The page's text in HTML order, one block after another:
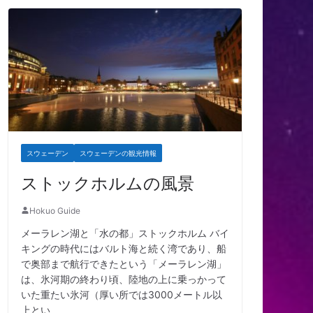
スウェーデン スウェーデンの観光情報
ストックホルムの風景
Hokuo Guide
メーラレン湖と「水の都」ストックホルム バイ
キングの時代にはバルト海と続く湾であり、船
で奥部まで航行できたという「メーラレン湖」
は、氷河期の終わり頃、陸地の上に乗っかって
いた重たい氷河（厚い所では3000メートル以
上とい